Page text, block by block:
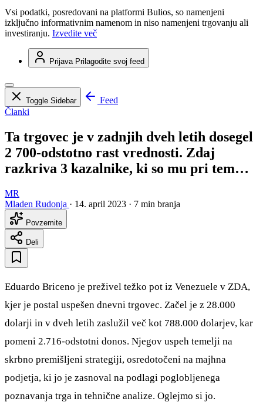
Vsi podatki, posredovani na platformi Bulios, so namenjeni
izključno informativnim namenom in niso namenjeni trgovanju ali
investiranju. Izvedite več
Prijava Prilagodite svoj feed
Toggle Sidebar
Feed
Članki
Ta trgovec je v zadnjih dveh letih dosegel
2 700-odstotno rast vrednosti. Zdaj
razkriva 3 kazalnike, ki so mu pri tem…
MR
Mladen Rudonja · 14. april 2023 · 7 min branja
Povzemite
Deli
Eduardo Briceno je preživel težko pot iz Venezuele v ZDA,
kjer je postal uspešen dnevni trgovec. Začel je z 28.000
dolarji in v dveh letih zaslužil več kot 788.000 dolarjev, kar
pomeni 2.716-odstotni donos. Njegov uspeh temelji na
skrbno premišljeni strategiji, osredotočeni na majhna
podjetja, ki jo je zasnoval na podlagi poglobljenega
poznavanja trga in tehnične analize. Oglejmo si jo.